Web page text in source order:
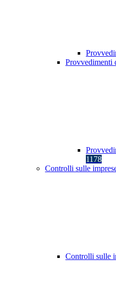
Provvedimenti
1178
Controlli sulle
Controlli sulle